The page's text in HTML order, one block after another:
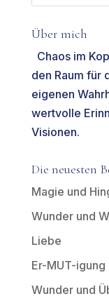
Über mich
Chaos im
den Raum für
eigenen
wertvolle
Visionen.
Die neuesten
Magie und
Wunder und
Liebe
Er-MUT-igung
Wunder und